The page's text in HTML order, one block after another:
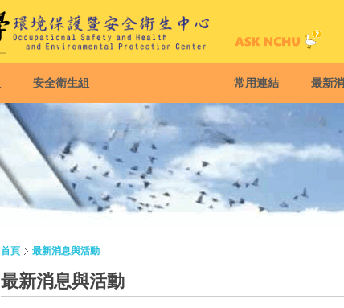
安全衛生組 常用連結 最新
首頁 最新消息與活動
最新消息與活動